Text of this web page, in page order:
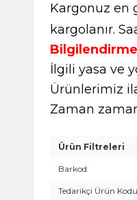
Kargonuz en
kargolanır.
İlgili yasa ve
Ürünlerimiz
Zaman
Ürün Filtreleri
Barkod
Tedarikçi Ürün Kodu